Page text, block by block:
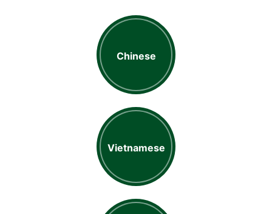
Chinese
Vietnamese